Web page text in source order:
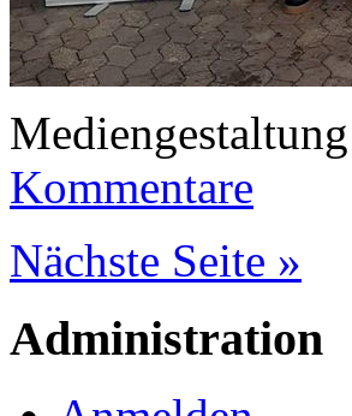
Kommentare
Nächste Seite »
Administration